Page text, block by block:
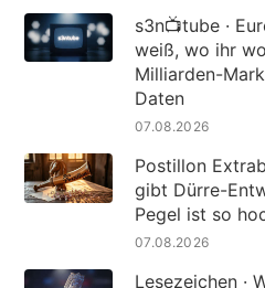
s3n📺tube ·
weiß, wo ihr
Milliarden-
Daten
07.08.2026
Postillon
gibt Dürre-
Pegel ist so
07.08.2026
Lesezeichen ·